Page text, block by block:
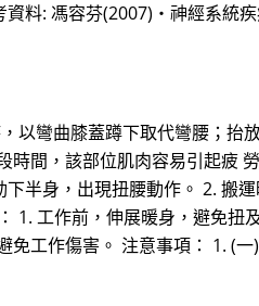
資料: 馮容芬(2007)‧神經系
以彎曲膝蓋蹲下取代彎腰；
間，該部位肌肉容易引起疲
半身，出現扭腰動作。 2. 搬
1. 工作前，伸展暖身，避免
工作傷害。 注意事項： 1. (